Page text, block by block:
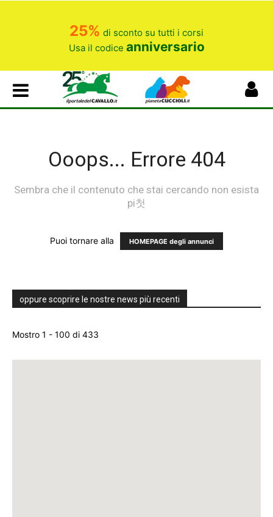
25% di sconto su tutti i corsi
Usa il codice anniversario
Ooops... Errore 404
Sembra che il contenuto che stai cercando non esista
pi첫
Puoi tornare alla HOMEPAGE degli annunci
oppure scoprire le nostre news più recenti
Mostro 1 - 100 di 433